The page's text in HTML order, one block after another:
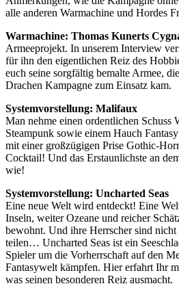
alle anderen Warmachine und Hordes
Warmachine: Thomas Kunerts
Armeeprojekt. In unserem Interview
für ihn den eigentlichen Reiz des
euch seine sorgfältig bemalte Armee,
Drachen Kampagne zum Einsatz kam.
Systemvorstellung: Malifaux
Man nehme einen ordentlichen Schuss
Steampunk sowie einem Hauch
mit einer großzügigen Prise Gothic-
Cocktail! Und das Erstaunlichste an
wie!
Systemvorstellung: Uncharted Seas
Eine neue Welt wird entdeckt! Eine
Inseln, weiter Ozeane und reicher
bewohnt. Und ihre Herrscher sind
teilen… Uncharted Seas ist ein
Spieler um die Vorherrschaft auf den
Fantasywelt kämpfen. Hier erfahrt Ihr
was seinen besonderen Reiz ausmacht.